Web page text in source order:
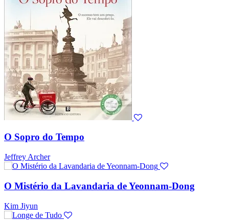
O Sopro do Tempo
Jeffrey Archer
O Mistério da Lavandaria de Yeonnam-Dong
Kim Jiyun